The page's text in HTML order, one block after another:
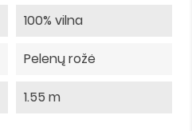
100% vilna
Pelenų rožė
1.55 m